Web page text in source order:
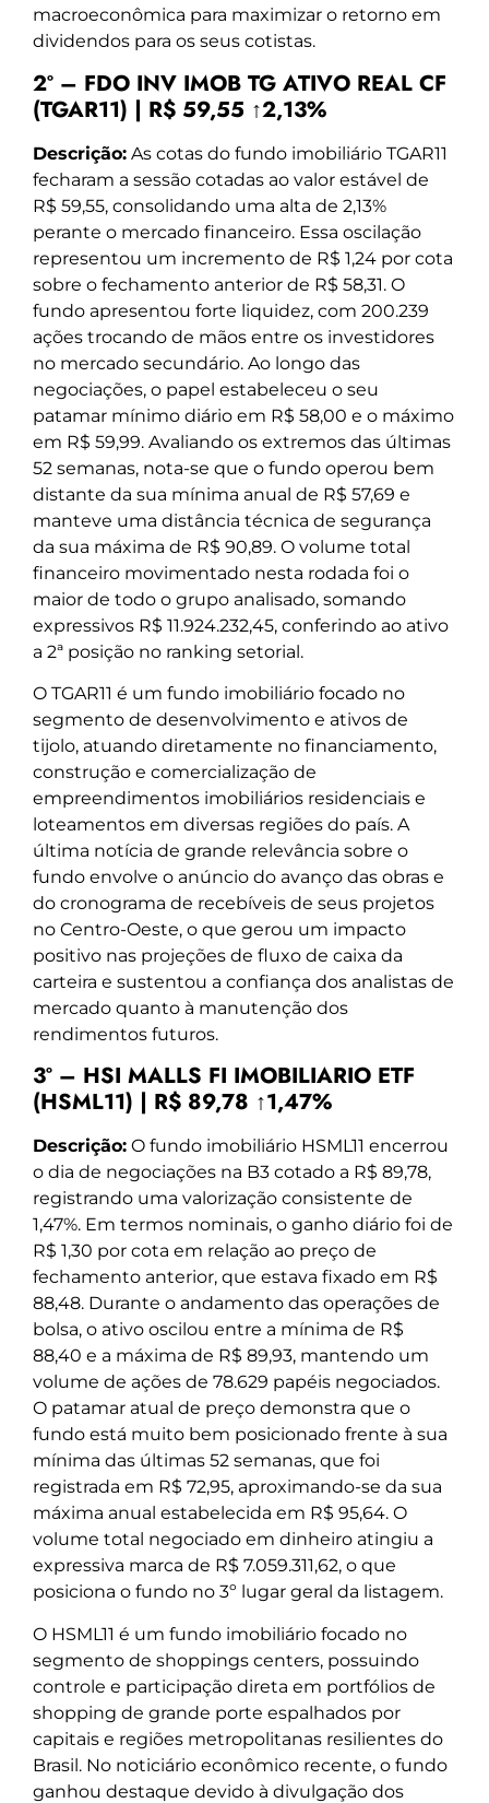
macroeconômica para maximizar o retorno em
dividendos para os seus cotistas.
2º – FDO INV IMOB TG ATIVO REAL CF
(TGAR11) | R$ 59,55 ↑2,13%
Descrição: As cotas do fundo imobiliário TGAR11
fecharam a sessão cotadas ao valor estável de
R$ 59,55, consolidando uma alta de 2,13%
perante o mercado financeiro. Essa oscilação
representou um incremento de R$ 1,24 por cota
sobre o fechamento anterior de R$ 58,31. O
fundo apresentou forte liquidez, com 200.239
ações trocando de mãos entre os investidores
no mercado secundário. Ao longo das
negociações, o papel estabeleceu o seu
patamar mínimo diário em R$ 58,00 e o máximo
em R$ 59,99. Avaliando os extremos das últimas
52 semanas, nota-se que o fundo operou bem
distante da sua mínima anual de R$ 57,69 e
manteve uma distância técnica de segurança
da sua máxima de R$ 90,89. O volume total
financeiro movimentado nesta rodada foi o
maior de todo o grupo analisado, somando
expressivos R$ 11.924.232,45, conferindo ao ativo
a 2ª posição no ranking setorial.
O TGAR11 é um fundo imobiliário focado no
segmento de desenvolvimento e ativos de
tijolo, atuando diretamente no financiamento,
construção e comercialização de
empreendimentos imobiliários residenciais e
loteamentos em diversas regiões do país. A
última notícia de grande relevância sobre o
fundo envolve o anúncio do avanço das obras e
do cronograma de recebíveis de seus projetos
no Centro-Oeste, o que gerou um impacto
positivo nas projeções de fluxo de caixa da
carteira e sustentou a confiança dos analistas de
mercado quanto à manutenção dos
rendimentos futuros.
3º – HSI MALLS FI IMOBILIARIO ETF
(HSML11) | R$ 89,78 ↑1,47%
Descrição: O fundo imobiliário HSML11 encerrou
o dia de negociações na B3 cotado a R$ 89,78,
registrando uma valorização consistente de
1,47%. Em termos nominais, o ganho diário foi de
R$ 1,30 por cota em relação ao preço de
fechamento anterior, que estava fixado em R$
88,48. Durante o andamento das operações de
bolsa, o ativo oscilou entre a mínima de R$
88,40 e a máxima de R$ 89,93, mantendo um
volume de ações de 78.629 papéis negociados.
O patamar atual de preço demonstra que o
fundo está muito bem posicionado frente à sua
mínima das últimas 52 semanas, que foi
registrada em R$ 72,95, aproximando-se da sua
máxima anual estabelecida em R$ 95,64. O
volume total negociado em dinheiro atingiu a
expressiva marca de R$ 7.059.311,62, o que
posiciona o fundo no 3º lugar geral da listagem.
O HSML11 é um fundo imobiliário focado no
segmento de shoppings centers, possuindo
controle e participação direta em portfólios de
shopping de grande porte espalhados por
capitais e regiões metropolitanas resilientes do
Brasil. No noticiário econômico recente, o fundo
ganhou destaque devido à divulgação dos